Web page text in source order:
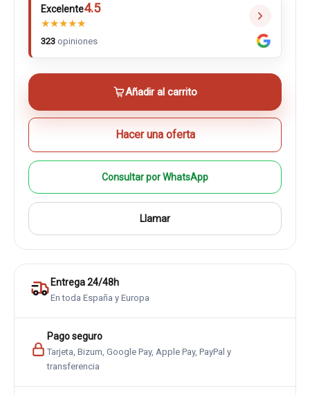
Excelente4.5
★★★★★
323 opiniones
Añadir al carrito
Hacer una oferta
Consultar por WhatsApp
Llamar
Entrega 24/48h
En toda España y Europa
Pago seguro
Tarjeta, Bizum, Google Pay, Apple Pay, PayPal y
transferencia